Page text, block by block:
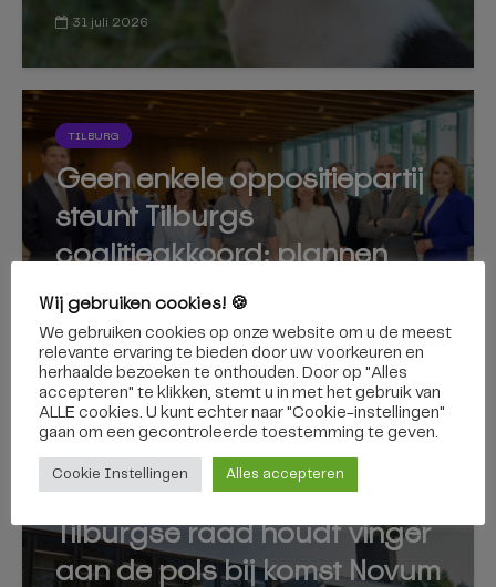
31 juli 2026
TILBURG
Geen enkele oppositiepartij
steunt Tilburgs
coalitieakkoord: plannen
nipt aangenomen
7 juli 2026
TILBURG
Tilburgse raad houdt vinger
aan de pols bij komst Novum
Wij gebruiken cookies! 🍪
We gebruiken cookies op onze website om u de meest
relevante ervaring te bieden door uw voorkeuren en
herhaalde bezoeken te onthouden. Door op "Alles
accepteren" te klikken, stemt u in met het gebruik van
ALLE cookies. U kunt echter naar "Cookie-instellingen"
gaan om een ​​gecontroleerde toestemming te geven.
Cookie Instellingen Alles accepteren